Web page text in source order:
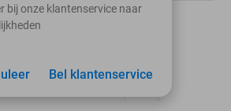
augustus 2026
1 2
bij onze klantenservice naar
Bel klantenservice